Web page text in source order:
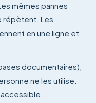
mêmes pannes
répètent. Les
en une ligne et
documentaires),
ne les utilise.